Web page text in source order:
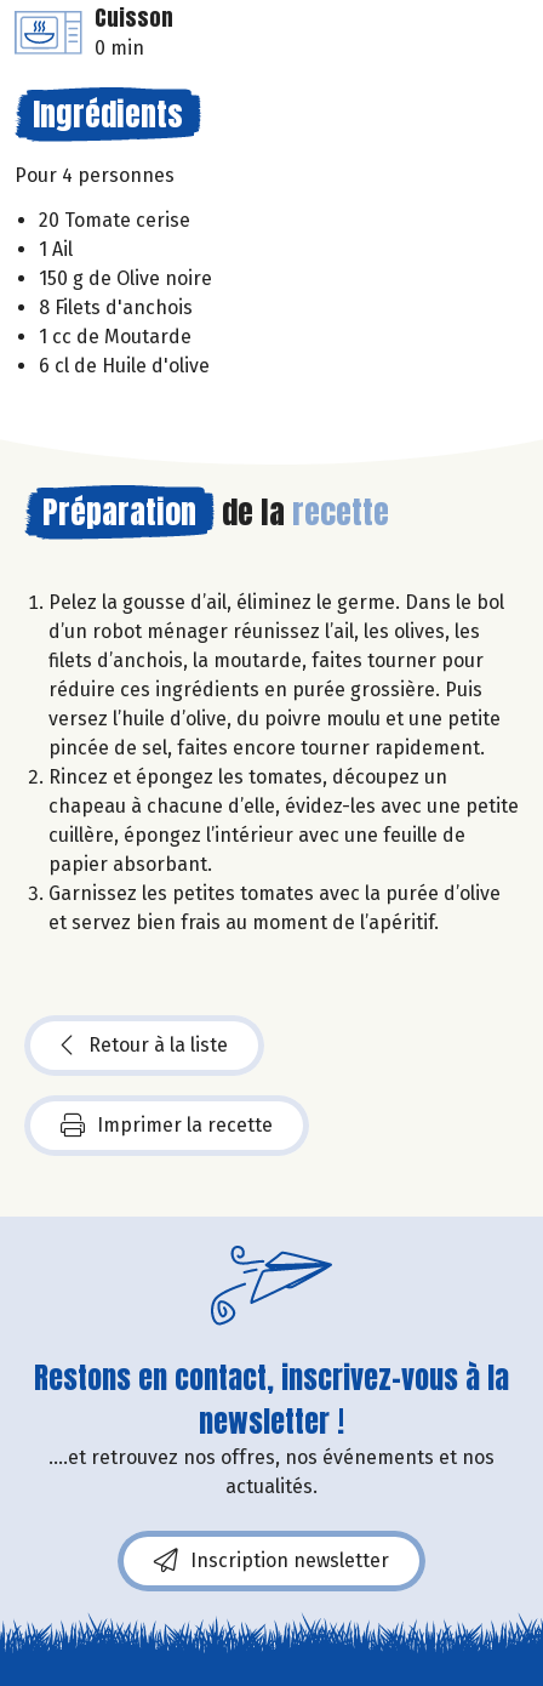
Cuisson
0 min
Ingrédients
Pour 4 personnes
20 Tomate cerise
1 Ail
150 g de Olive noire
8 Filets d'anchois
1 cc de Moutarde
6 cl de Huile d'olive
Préparation de la recette
Pelez la gousse d’ail, éliminez le germe. Dans le bol
d’un robot ménager réunissez l’ail, les olives, les
filets d’anchois, la moutarde, faites tourner pour
réduire ces ingrédients en purée grossière. Puis
versez l’huile d’olive, du poivre moulu et une petite
pincée de sel, faites encore tourner rapidement.
Rincez et épongez les tomates, découpez un
chapeau à chacune d’elle, évidez-les avec une petite
cuillère, épongez l’intérieur avec une feuille de
papier absorbant.
Garnissez les petites tomates avec la purée d’olive
et servez bien frais au moment de l’apéritif.
Retour à la liste
Imprimer la recette
Restons en contact, inscrivez-vous à la
newsletter !
....et retrouvez nos offres, nos événements et nos
actualités.
Inscription newsletter